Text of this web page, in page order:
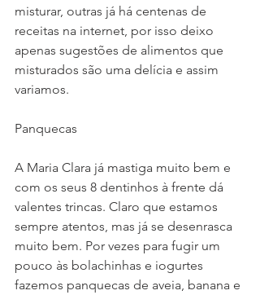
misturar, outras já há centenas de
receitas na internet, por isso deixo
apenas sugestões de alimentos que
misturados são uma delícia e assim
variamos.
Panquecas
A Maria Clara já mastiga muito bem e
com os seus 8 dentinhos à frente dá
valentes trincas. Claro que estamos
sempre atentos, mas já se desenrasca
muito bem. Por vezes para fugir um
pouco às bolachinhas e iogurtes
fazemos panquecas de aveia, banana e